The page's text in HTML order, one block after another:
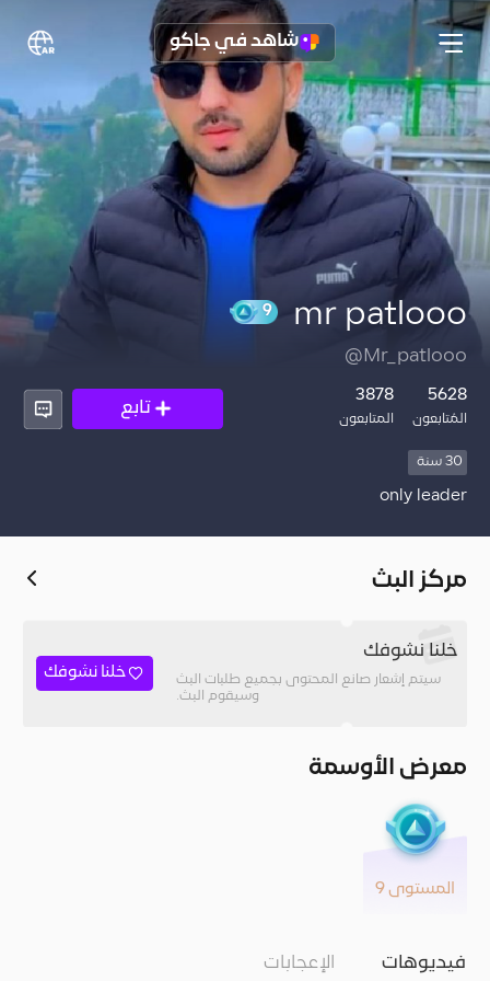
شاهد في جاكو
mr patlooo
@Mr_patlooo
5628
المُتابعون
3878
المتابعون
تابع
30 سنة
only leader
مركز البث
خلنا نشوفك
سيتم إشعار صانع المحتوى بجميع طلبات البث
وسيقوم البث.
خلنا نشوفك
معرض الأوسمة
المستوى 9
فيديوهات الإعجابات